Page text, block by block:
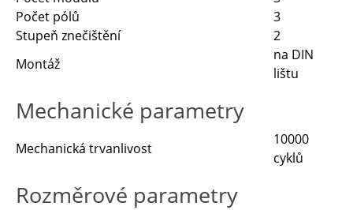
Počet pólů
3
Stupeň znečištění
2
Montáž
na DIN
lištu
Mechanické parametry
Mechanická trvanlivost
10000
cyklů
Rozměrové parametry